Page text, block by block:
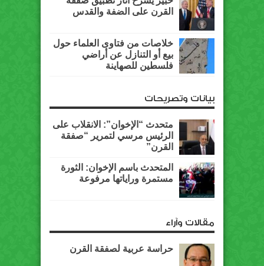
القرن على الضفة والقدس
خلاصات من فتاوى العلماء حول
بيع أو التنازل عن أراضي
فلسطين للصهاينة
بيانات وتصريحات
متحدث “الإخوان”: الانقلاب على
الرئيس مرسي لتمرير “صفقة
القرن”
المتحدث باسم الإخوان: الثورة
مستمرة وراياتها مرفوعة
مقالات وآراء
حراسة عربية لصفقة القرن